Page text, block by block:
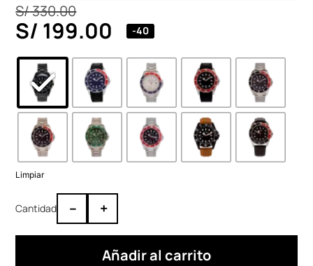
S/330.00
S/ 199.00 -40
Limpiar
– +
Añadir al carrito